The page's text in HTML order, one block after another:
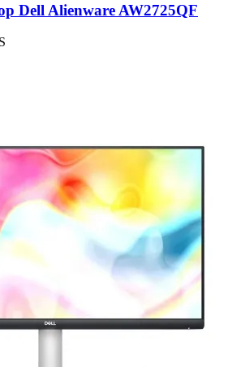
Dell Alienware AW2725QF